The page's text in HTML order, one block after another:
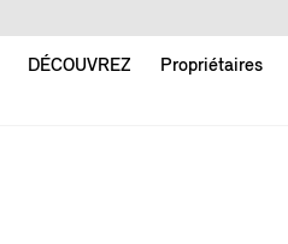
DÉCOUVREZ
Propriétaires